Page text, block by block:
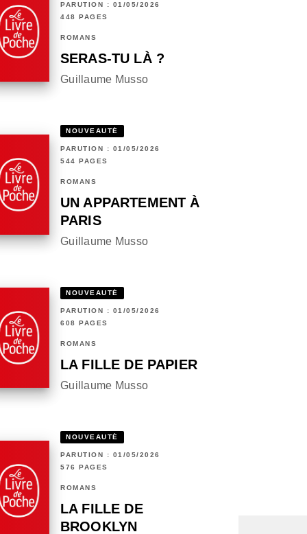
PARUTION : 01/05/2026
448 PAGES
ROMANS
SERAS-TU LÀ ?
Guillaume Musso
NOUVEAUTÉ
PARUTION : 01/05/2026
544 PAGES
ROMANS
UN APPARTEMENT À
PARIS
Guillaume Musso
NOUVEAUTÉ
PARUTION : 01/05/2026
608 PAGES
ROMANS
LA FILLE DE PAPIER
Guillaume Musso
NOUVEAUTÉ
PARUTION : 01/05/2026
576 PAGES
ROMANS
LA FILLE DE
BROOKLYN